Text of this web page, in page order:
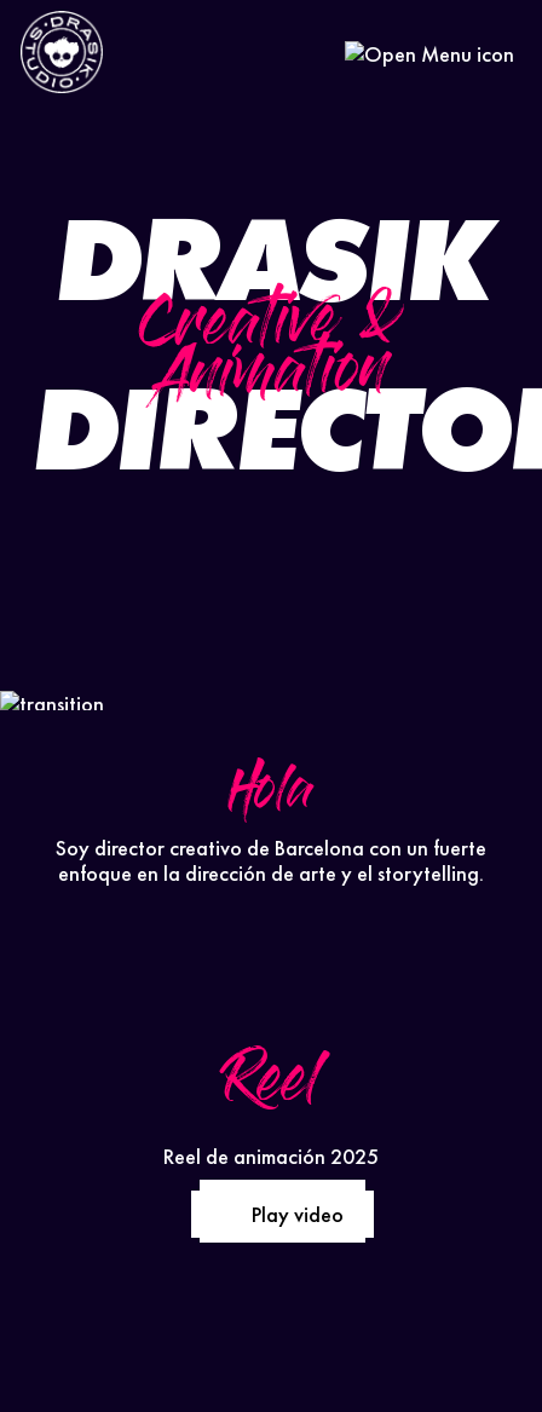
|
DRASIK
Creative &
Animation
Hola
Soy director creativo de Barcelona con un fuerte
enfoque en la dirección de arte y el storytelling.
Reel
Reel de animación 2025
Play video